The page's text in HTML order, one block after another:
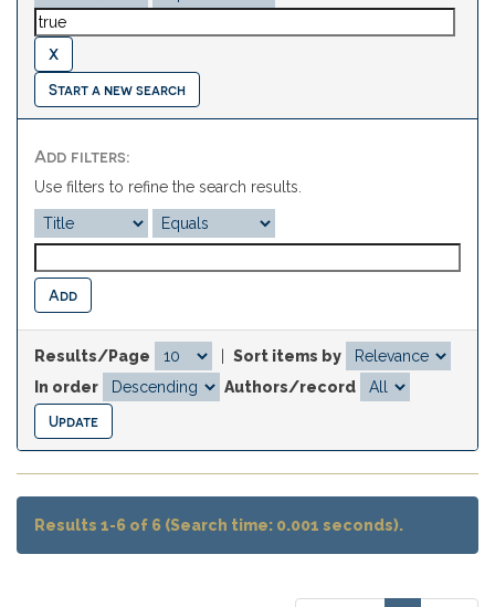
Start a new search
Add filters:
Use filters to refine the search results.
Results/Page
Sort items by
In order
Authors/record
Results 1-6 of 6 (Search time: 0.001 seconds).